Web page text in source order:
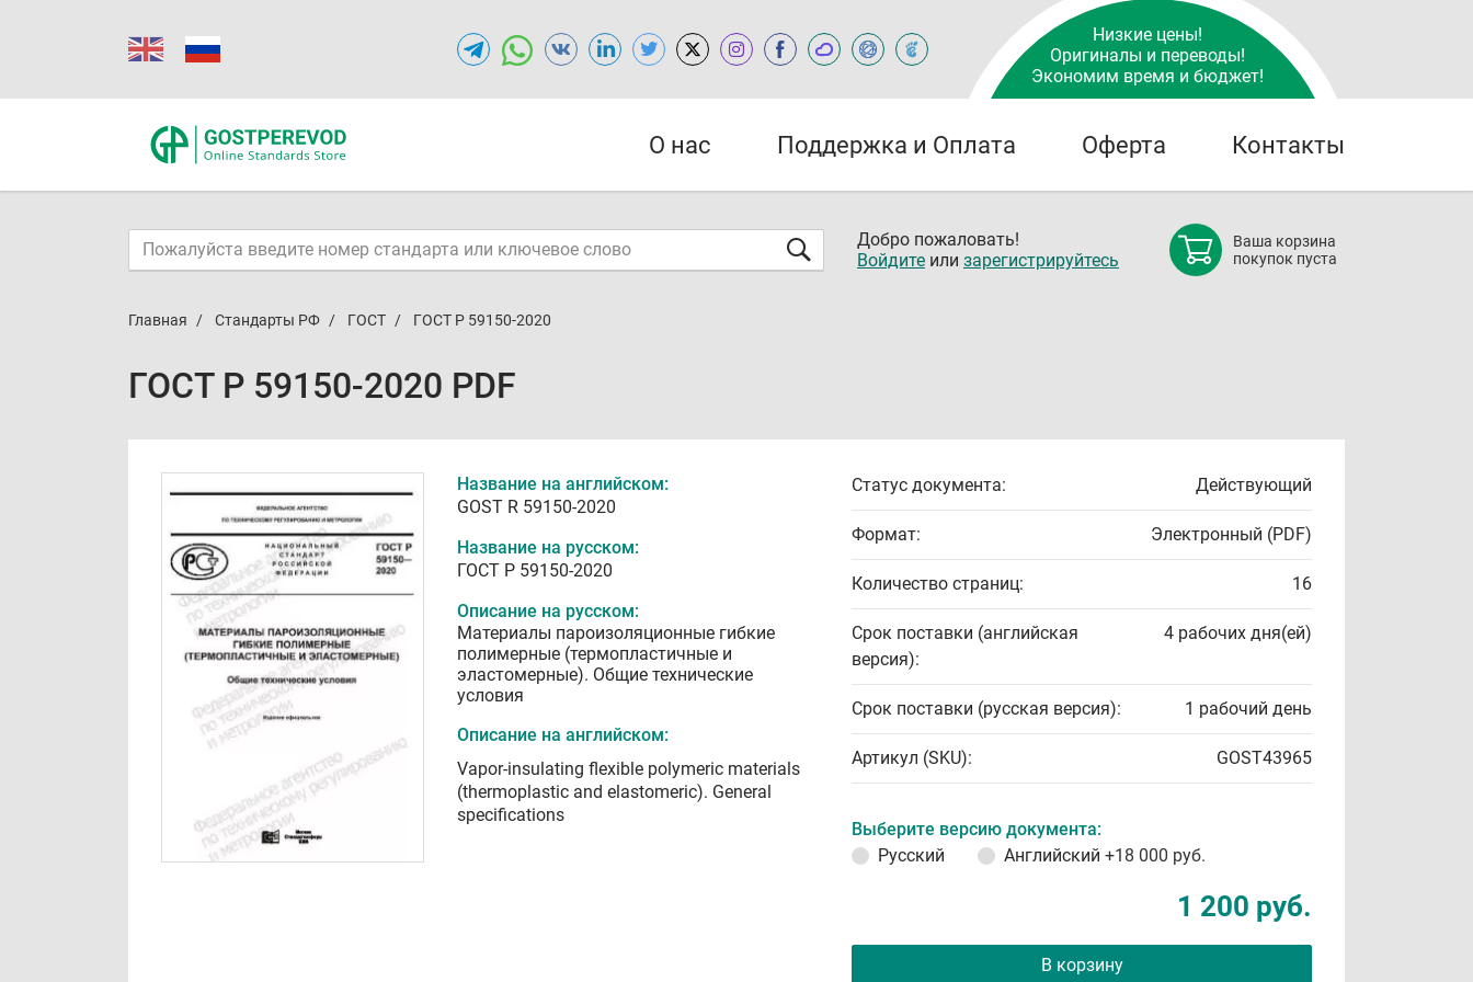
Низкие цены!
Оригиналы и переводы!
Экономим время и бюджет!
О нас Поддержка и Оплата Оферта Контакты
Добро пожаловать!
Войдите или зарегистрируйтесь
Ваша корзина
покупок пуста
Главная Стандарты РФ ГОСТ ГОСТ Р 59150-2020
ГОСТ Р 59150-2020 PDF
Название на английском:
GOST R 59150-2020
Название на русском:
ГОСТ Р 59150-2020
Описание на русском:
Материалы пароизоляционные гибкие
полимерные (термопластичные и
эластомерные). Общие технические
условия
Описание на английском:
Vapor-insulating flexible polymeric materials
(thermoplastic and elastomeric). General
specifications
Статус документа: Действующий
Формат: Электронный (PDF)
Количество страниц: 16
Срок поставки (английская
версия):
4 рабочих дня(ей)
Срок поставки (русская версия): 1 рабочий день
Артикул (SKU): GOST43965
Выберите версию документа:
Русский
Английский +18 000 руб.
1 200 руб.
В корзину